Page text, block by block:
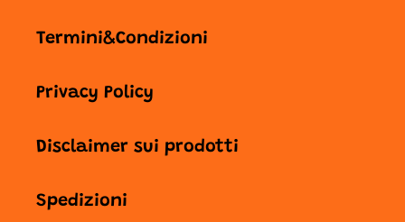
Termini&Condizioni
Privacy Policy
Disclaimer sui prodotti
Spedizioni